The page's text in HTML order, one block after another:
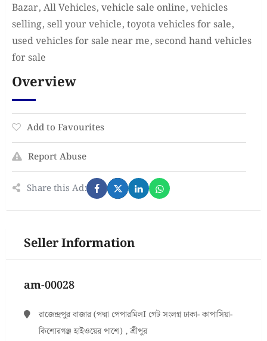
Bazar, All Vehicles, vehicle sale online, vehicles
selling, sell your vehicle, toyota vehicles for sale,
used vehicles for sale near me, second hand vehicles
for sale
Overview
Add to Favourites
Report Abuse
Share this Ad:
Seller Information
am-00028
রাজেন্দ্রপুর বাজার (পদ্মা পেপারমিলI গেট সংলগ্ন ঢাকা- কাপাসিয়া-
কিশোরগঞ্জ হাইওয়ের পাশে) , শ্রীপুর